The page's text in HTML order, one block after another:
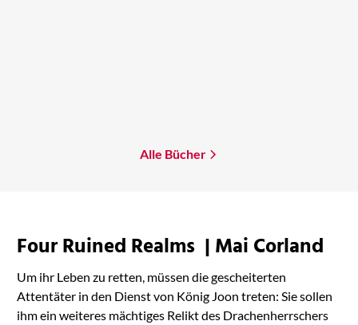
Alle Bücher
Four Ruined Realms | Mai Corland
Um ihr Leben zu retten, müssen die gescheiterten
Attentäter in den Dienst von König Joon treten: Sie sollen
ihm ein weiteres mächtiges Relikt des Drachenherrschers